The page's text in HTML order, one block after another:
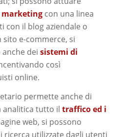
con una linea
con il blog aziendale o
sito e-commerce, si
dei sistemi di
così
online.
permette anche di
analitica tutto il traffico ed i
web, si possono
ricerca utilizzate dagli utenti